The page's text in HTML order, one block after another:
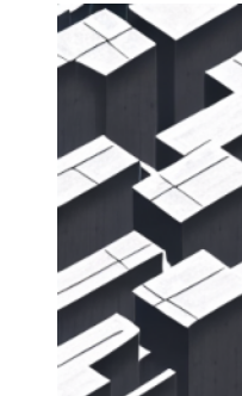
Zeige
grösseres
Bild